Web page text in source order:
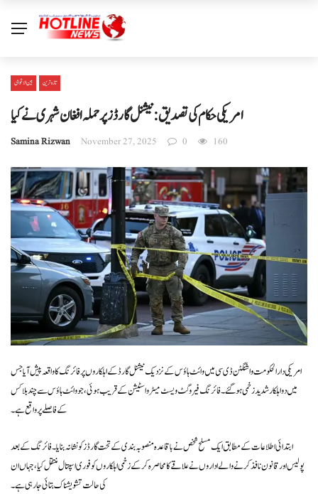
بین الا قوامی تازہ ترین
امریکی حکام کی تصدیق: نیشنل گارڈز پر حملہ افغان شہری نے کیا
Samina Rizwan November 27, 2025 0 160
امریکی دارالحکومت واشنگٹن ڈی سی میں وائٹ ہاؤس کے نزدیک نیشنل گارڈ کے اہلکاروں پر فائرنگ کا واقعہ پیش آیا جس
میں دو اہلکار شدید زخمی ہوگئے۔ فائرنگ فیروگٹ ویسٹ میٹرو اسٹیشن کے قریب ہوئی، جو وائٹ ہاؤس سے چند بلاکس
کے فاصلے پر واقع ہے۔
ابتدائی اطلاعات کے مطابق ایک مسلح شخص نے باقاعدہ منصوبہ بندی کے تحت گارڈز کو نشانہ بنایا۔ فائرنگ کے بعد
پولیس اور قانون نافذ کرنے والے اداروں نے علاقے کا محاصرہ کرکے زخمی اہلکاروں کو فوری اسپتال منتقل کیا، جہاں ان
کی حالت تشویشناک بتائی جارہی ہے۔